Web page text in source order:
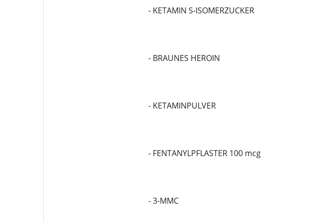
- KETAMIN S-ISOMERZUCKER
- BRAUNES HEROIN
- KETAMINPULVER
- FENTANYLPFLASTER 100 mcg
- 3-MMC